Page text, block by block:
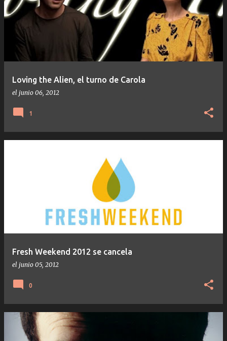
Loving the Alien, el turno de Carola
el junio 06, 2012
1
Fresh Weekend 2012 se cancela
el junio 05, 2012
0